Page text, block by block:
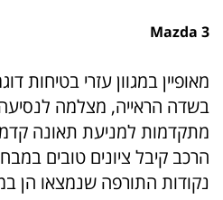
Mazda 3
מאופיין במגוון עזרי בטיחות
בשדה הראייה, מצלמה
מתקדמות למניעת תאונה
הרכב קיבל ציונים טובים
נקודות התורפה שנמצאו הן